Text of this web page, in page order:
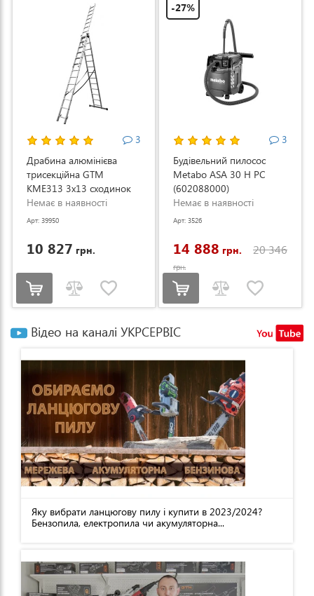
3
Драбина алюмінієва
трисекційна GTM
KME313 3x13 сходинок
3.53-8.93м (KME313)
Немає в наявності
Арт: 39950
10 827 грн.
-27%
3
Будівельний пилосос
Metabo ASA 30 H PC
(602088000)
Немає в наявності
Арт: 3526
14 888 грн. 20 346
грн.
Відео на каналі УКРСЕРВІС
Яку вибрати ланцюгову пилу і купити в 2023/2024?
Бензопила, електропила чи акумуляторна...